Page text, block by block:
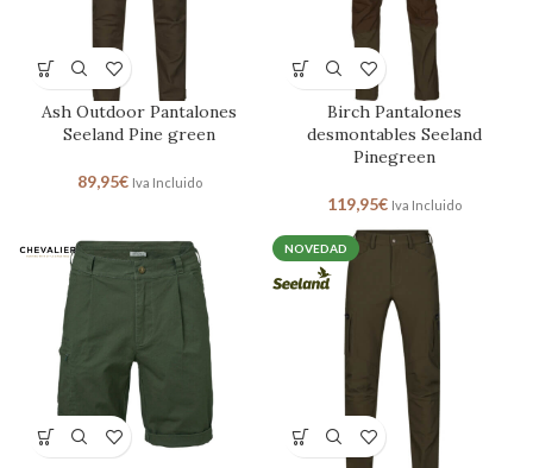
Ash Outdoor Pantalones
Seeland Pine green
89,95€ Iva Incluido
Birch Pantalones
desmontables Seeland
Pinegreen
119,95€ Iva Incluido
NOVEDAD